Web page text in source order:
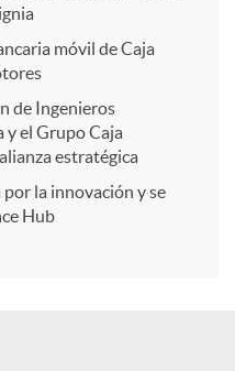
móvil de Caja
de Ingenieros
y el Grupo Caja
estratégica
la innovación y se
Hub